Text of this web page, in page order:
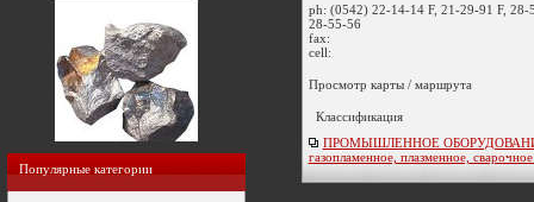
Популярные категории
ph: (0542) 22-14-14 F, 21-29-91 F, 28-
28-55-56
fax:
cell:
Просмотр карты / маршрута
Классификация
ПРОМЫШЛЕННОЕ
газопламенное, плазменное,